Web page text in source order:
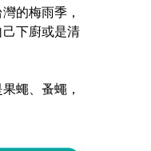
的梅雨季，
下廚或是清
蠅、蚤蠅，